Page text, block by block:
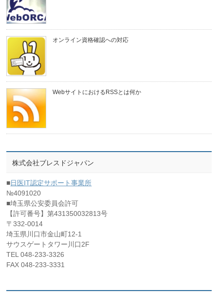
オンライン資格確認への対応
WebサイトにおけるRSSとは何か
株式会社ブレスドジャパン
■日医IT認定サポート事業所
№4091020
■埼玉県公安委員会許可
【許可番号】第431350032813号
〒332-0014
埼玉県川口市金山町12-1
サウスゲートタワー川口2F
TEL 048-233-3326
FAX 048-233-3331